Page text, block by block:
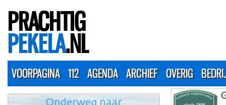
PRACHTIG
PEKELA.NL
VOORPAGINA 112 AGENDA ARCHIEF OVERIG